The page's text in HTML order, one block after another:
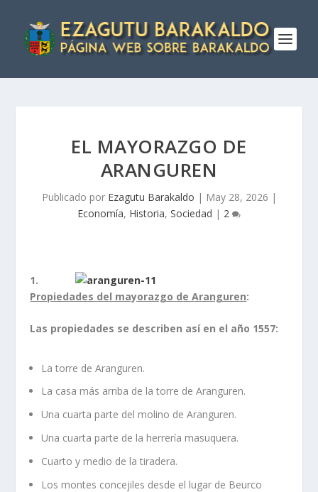
EL MAYORAZGO DE
ARANGUREN
Publicado por Ezagutu Barakaldo | May 28, 2026 |
Economía, Historia, Sociedad | 2
1.
Propiedades del mayorazgo de Aranguren:
Las propiedades se describen así­ en el año 1557:
La torre de Aranguren.
La casa más arriba de la torre de Aranguren.
Una cuarta parte del molino de Aranguren.
Una cuarta parte de la herrerí­a masuquera.
Cuarto y medio de la tiradera.
Los montes concejiles desde el lugar de Beurco